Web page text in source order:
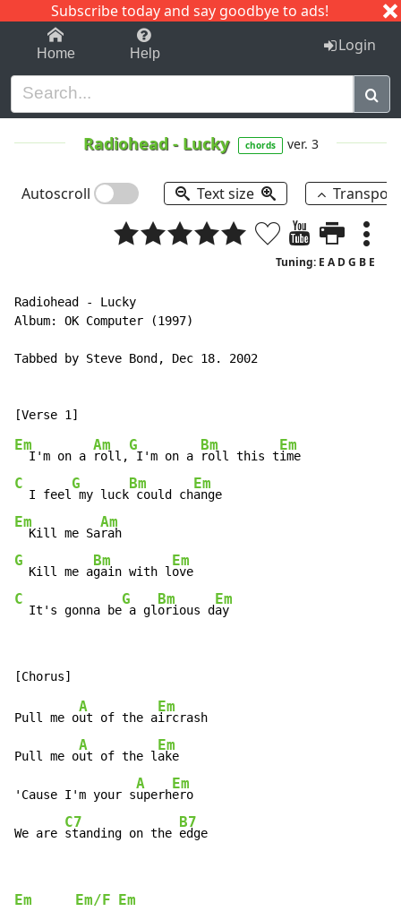
Subscribe today and say goodbye to ads!
1-9 C I J
Home Help Login
Radiohead- Lucky chords ver. 3
Autoscroll Text size
Tuning: E A D G B E
Radiohead - Lucky
Album: OK Computer (1997)
Tabbed by Steve Bond, Dec 18. 2002
Em
  I'm on a
Am
roll,
G
I'm on a
Bm
roll this t
Em
C
  I feel
G
my luck
Bm
could ch
Em
Em
  Kill me Sa
Am
G
  Kill me a
Bm
gain with l
Em
C
  It's gonna be
G
a gl
Bm
orious d
Em
ay
Pull me o
A
ut of the a
Em
ircrash
Pull me o
A
ut of the l
Em
ake
'Cause I'm your s
A
uperh
Em
ero
We are
C7
standing on the
B7
edge
Em Em/F Em